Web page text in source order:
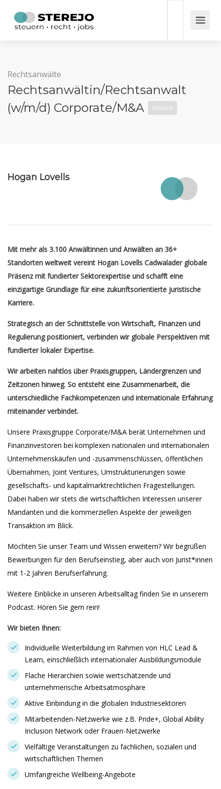
Rechtsanwälte
Rechtsanwältin/Rechtsanwalt
(w/m/d) Corporate/M&A
Vollzeit
Hogan Lovells
Mit mehr als 3.100 Anwältinnen und Anwälten an 36+
Standorten weltweit vereint Hogan Lovells Cadwalader globale
Präsenz mit fundierter Sektorexpertise und schafft eine
einzigartige Grundlage für eine zukunftsorientierte juristische
Karriere.
Strategisch an der Schnittstelle von Wirtschaft, Finanzen und
Regulierung positioniert, verbinden wir globale Perspektiven mit
fundierter lokaler Expertise.
Wir arbeiten nahtlos über Praxisgruppen, Ländergrenzen und
Zeitzonen hinweg. So entsteht eine Zusammenarbeit, die
unterschiedliche Fachkompetenzen und internationale Erfahrung
miteinander verbindet.
Unsere Praxisgruppe Corporate/M&A berät Unternehmen und
Finanzinvestoren bei komplexen nationalen und internationalen
Unternehmenskäufen und -zusammenschlüssen, öffentlichen
Übernahmen, Joint Ventures, Umstrukturierungen sowie
gesellschafts- und kapitalmarktrechtlichen Fragestellungen.
Dabei haben wir stets die wirtschaftlichen Interessen unserer
Mandanten und die kommerziellen Aspekte der jeweiligen
Transaktion im Blick.
Möchten Sie unser Team und Wissen erweitern? Wir begrüßen
Bewerbungen für den Berufseinstieg, aber auch von Jurist*innen
mit 1-2 Jahren Berufserfahrung.
Weitere Einblicke in unseren Arbeitsalltag finden Sie in unserem
Podcast. Hören Sie gern rein!
Wir bieten Ihnen:
Individuelle Weiterbildung im Rahmen von HLC Lead &
Learn, einschließlich internationaler Ausbildungsmodule
Flache Hierarchien sowie wertschätzende und
unternehmerische Arbeitsatmosphäre
Aktive Einbindung in die globalen Industriesektoren
Mitarbeitenden-Netzwerke wie z.B. Pride+, Global Ability
Inclusion Network oder Frauen-Netzwerke
Vielfältige Veranstaltungen zu fachlichen, sozialen und
wirtschaftlichen Themen
Umfangreiche Wellbeing-Angebote